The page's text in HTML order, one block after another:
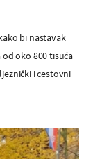
bi nastavak
oko 800 tisuća
i cestovni